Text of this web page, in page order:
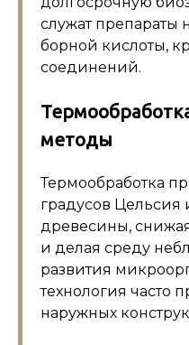
служат препараты
борной кислоты,
соединений.
методы
Термообработка
градусов Цельсия
древесины,
и делая среду
развития
технология часто
наружных